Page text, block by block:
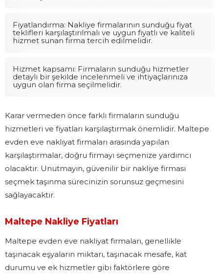
Fiyatlandırma: Nakliye firmalarının sunduğu fiyat
teklifleri karşılaştırılmalı ve uygun fiyatlı ve kaliteli
hizmet sunan firma tercih edilmelidir.
Hizmet kapsamı: Firmaların sunduğu hizmetler
detaylı bir şekilde incelenmeli ve ihtiyaçlarınıza
uygun olan firma seçilmelidir.
Karar vermeden önce farklı firmaların sunduğu
hizmetleri ve fiyatları karşılaştırmak önemlidir. Maltepe
evden eve nakliyat firmaları arasında yapılan
karşılaştırmalar, doğru firmayı seçmenize yardımcı
olacaktır. Unutmayın, güvenilir bir nakliye firması
seçmek taşınma sürecinizin sorunsuz geçmesini
sağlayacaktır.
Maltepe Nakliye Fiyatları
Maltepe evden eve nakliyat firmaları, genellikle
taşınacak eşyaların miktarı, taşınacak mesafe, kat
durumu ve ek hizmetler gibi faktörlere göre